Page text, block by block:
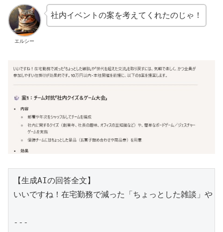
エルシー
社内イベントの案を考えてくれたのじゃ！
【生成AIの回答全文】
いいですね！在宅勤務で減った「ちょっとした雑談」や
---